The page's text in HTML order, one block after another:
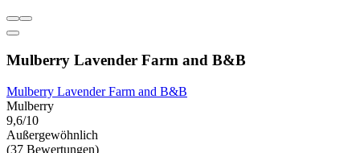
Mulberry Lavender Farm and B&B
Mulberry Lavender Farm and B&B
Mulberry
9,6/10
Außergewöhnlich
(37 Bewertungen)